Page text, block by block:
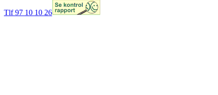
Tlf 97 10 10 26